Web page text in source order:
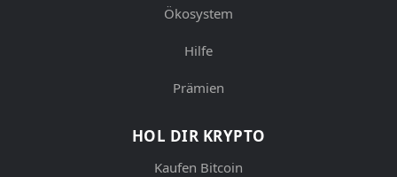
Ökosystem
Hilfe
Prämien
HOL DIR KRYPTO
Kaufen Bitcoin